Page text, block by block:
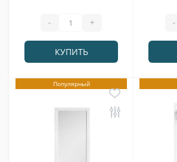
- +
КУПИТЬ
-
Популярный